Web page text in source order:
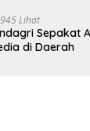
945 Lihat
Sepakat
di Daerah